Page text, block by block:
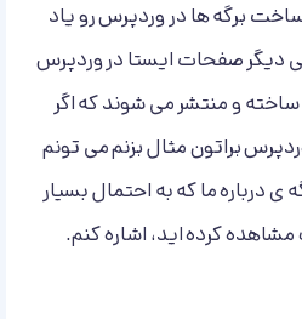
برگه ها در وردپرس رو یاد
دیگر صفحات ایستا در وردپرس
ساخته و منتشر می شوند که اگر
براتون مثال بزنم می تونم
ی درباره ما که به احتمال بسیار
کرده اید، اشاره کنم.